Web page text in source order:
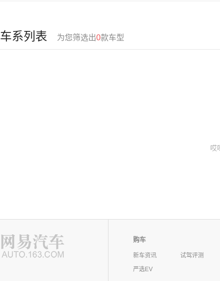
车系列表 为您筛选出0款车型
哎
购车
新车资讯
试驾评测
严选EV